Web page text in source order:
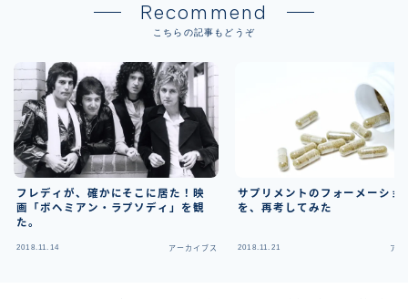
Recommend
こちらの記事もどうぞ
フレディが、確かにそこに居た！映
画「ボヘミアン・ラプソディ」を観
た。
2018.11.14 アーカイブス
サプリメントのフォーメーショ
を、再考してみた
2018.11.21 アー